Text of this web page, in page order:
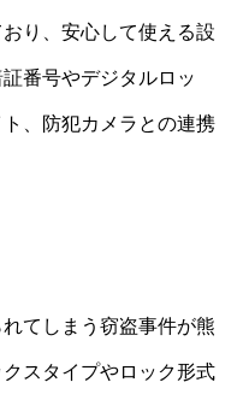
り、安心して使える設
番号やデジタルロッ
、防犯カメラとの連携
てしまう窃盗事件が熊
スタイプやロック形式